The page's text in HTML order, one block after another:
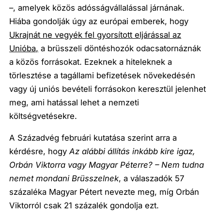
–, amelyek közös adósságvállalással járnának.
Hiába gondolják úgy az európai emberek, hogy
Ukrajnát ne vegyék fel gyorsított eljárással az
Unióba, a brüsszeli döntéshozók odacsatornáznák
a közös forrásokat. Ezeknek a hiteleknek a
törlesztése a tagállami befizetések növekedésén
vagy új uniós bevételi forrásokon keresztül jelenhet
meg, ami hatással lehet a nemzeti
költségvetésekre.
A Századvég februári kutatása szerint arra a
kérdésre, hogyAz alábbi állítás inkább kire igaz,
Orbán Viktorra vagy Magyar Péterre? – Nem tudna
nemet mondani Brüsszelnek, a válaszadók 57
százaléka Magyar Pétert nevezte meg, míg Orbán
Viktorról csak 21 százalék gondolja ezt.